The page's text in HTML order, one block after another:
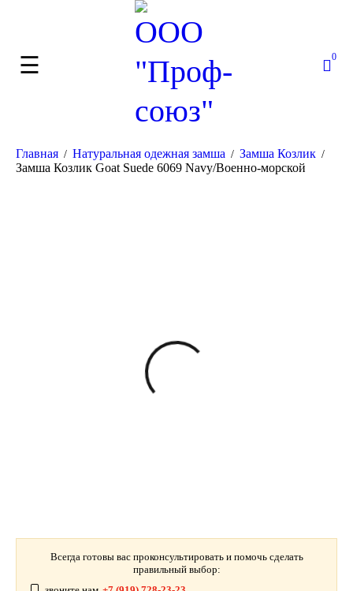
0
Главная / Натуральная одежная замша / Замша Козлик /
Замша Козлик Goat Suede 6069 Navy/Военно-морской
Всегда готовы вас проконсультировать и помочь сделать
правильный выбор: